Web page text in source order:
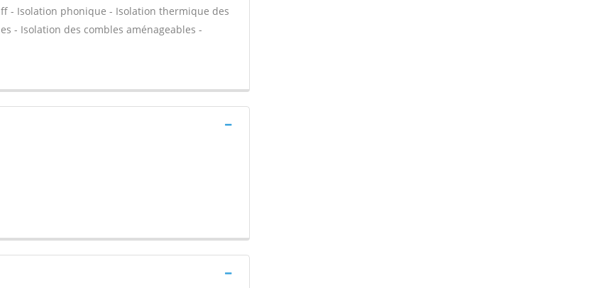
- Isolation phonique - Isolation thermique des
- Isolation des combles aménageables -